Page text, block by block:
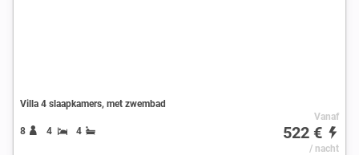
Villa 4 slaapkamers, met zwembad
8 4 4
Vanaf
522 €
/ nacht